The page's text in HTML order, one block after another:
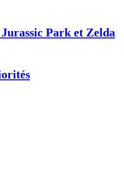
Park et Zelda